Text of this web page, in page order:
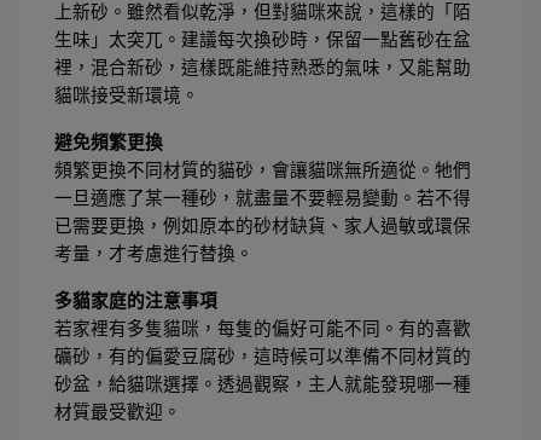
上新砂。雖然看似乾淨，但對貓咪來說，這樣的「陌
生味」太突兀。建議每次換砂時，保留一點舊砂在盆
裡，混合新砂，這樣既能維持熟悉的氣味，又能幫助
貓咪接受新環境。
避免頻繁更換
頻繁更換不同材質的貓砂，會讓貓咪無所適從。牠們
一旦適應了某一種砂，就盡量不要輕易變動。若不得
已需要更換，例如原本的砂材缺貨、家人過敏或環保
考量，才考慮進行替換。
多貓家庭的注意事項
若家裡有多隻貓咪，每隻的偏好可能不同。有的喜歡
礦砂，有的偏愛豆腐砂，這時候可以準備不同材質的
砂盆，給貓咪選擇。透過觀察，主人就能發現哪一種
材質最受歡迎。